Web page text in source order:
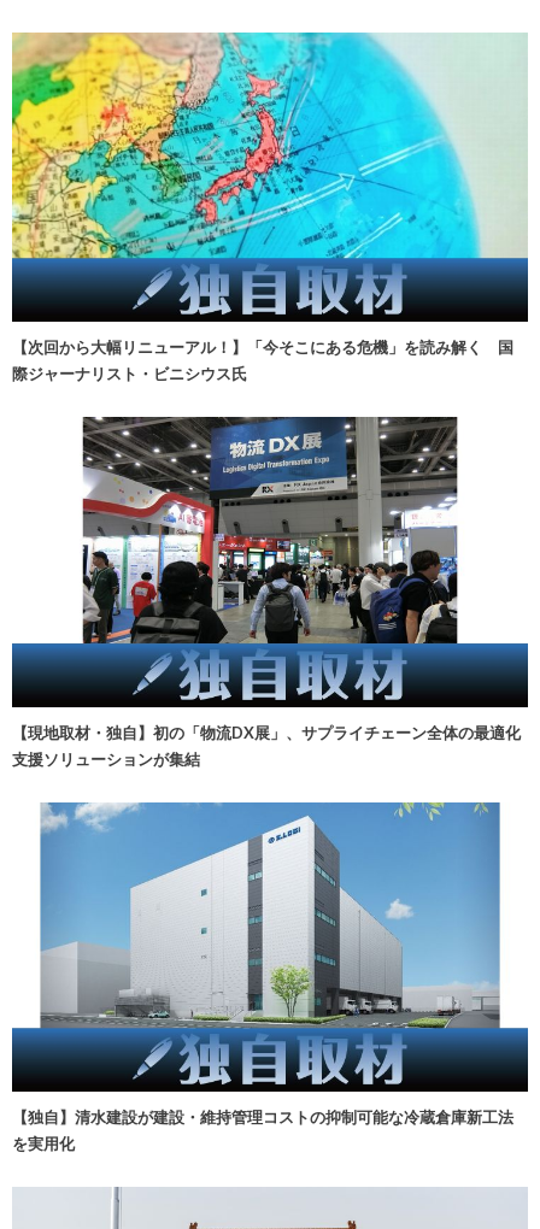
【次回から大幅リニューアル！】「今そこにある危機」を読み解く 国
際ジャーナリスト・ビニシウス氏
【現地取材・独自】初の「物流DX展」、サプライチェーン全体の最適化
支援ソリューションが集結
【独自】清水建設が建設・維持管理コストの抑制可能な冷蔵倉庫新工法
を実用化